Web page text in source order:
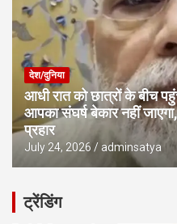
देश/दुनिया
आधी रात को छात्रों के बीच
आपका संघर्ष बेकार नहीं जाएगा,
प्रहार
July 24, 2026 adminsatya
ट्रेंडिंग